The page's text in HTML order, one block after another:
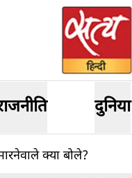
दुनिया
क्या बोले?